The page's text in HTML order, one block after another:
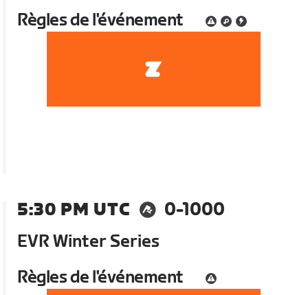
Règles de l'événement
5:30 PM UTC
0-1000
EVR Winter Series
Règles de l'événement